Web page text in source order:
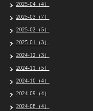
2025-04（4）
2025-03（7）
2025-02（5）
2025-01（3）
2024-12（3）
2024-11（5）
2024-10（4）
2024-09（4）
2024-08（4）